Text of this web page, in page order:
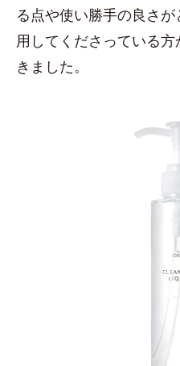
る点や使い勝手の良さ
用してくださっている
きました。